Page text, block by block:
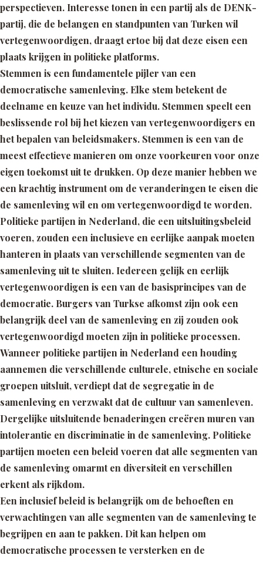
perspectieven. Interesse tonen in een partij als de DENK-
partij, die de belangen en standpunten van Turken wil
vertegenwoordigen, draagt ertoe bij dat deze eisen een
plaats krijgen in politieke platforms.
Stemmen is een fundamentele pijler van een
democratische samenleving. Elke stem betekent de
deelname en keuze van het individu. Stemmen speelt een
beslissende rol bij het kiezen van vertegenwoordigers en
het bepalen van beleidsmakers. Stemmen is een van de
meest effectieve manieren om onze voorkeuren voor onze
eigen toekomst uit te drukken. Op deze manier hebben we
een krachtig instrument om de veranderingen te eisen die
de samenleving wil en om vertegenwoordigd te worden.
Politieke partijen in Nederland, die een uitsluitingsbeleid
voeren, zouden een inclusieve en eerlijke aanpak moeten
hanteren in plaats van verschillende segmenten van de
samenleving uit te sluiten. Iedereen gelijk en eerlijk
vertegenwoordigen is een van de basisprincipes van de
democratie. Burgers van Turkse afkomst zijn ook een
belangrijk deel van de samenleving en zij zouden ook
vertegenwoordigd moeten zijn in politieke processen.
Wanneer politieke partijen in Nederland een houding
aannemen die verschillende culturele, etnische en sociale
groepen uitsluit, verdiept dat de segregatie in de
samenleving en verzwakt dat de cultuur van samenleven.
Dergelijke uitsluitende benaderingen creëren muren van
intolerantie en discriminatie in de samenleving. Politieke
partijen moeten een beleid voeren dat alle segmenten van
de samenleving omarmt en diversiteit en verschillen
erkent als rijkdom.
Een inclusief beleid is belangrijk om de behoeften en
verwachtingen van alle segmenten van de samenleving te
begrijpen en aan te pakken. Dit kan helpen om
democratische processen te versterken en de